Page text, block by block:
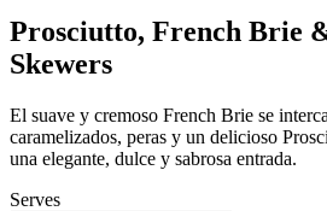
Prosciutto, French Brie
Skewers
El suave y cremoso French Brie se
caramelizados, peras y un delicioso
una elegante, dulce y sabrosa entrada.
Serves